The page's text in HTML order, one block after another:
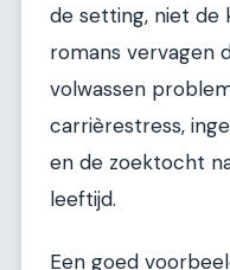
de setting, niet de
romans vervagen
volwassen
carrièrestress,
en de zoektocht
leeftijd.
Een goed